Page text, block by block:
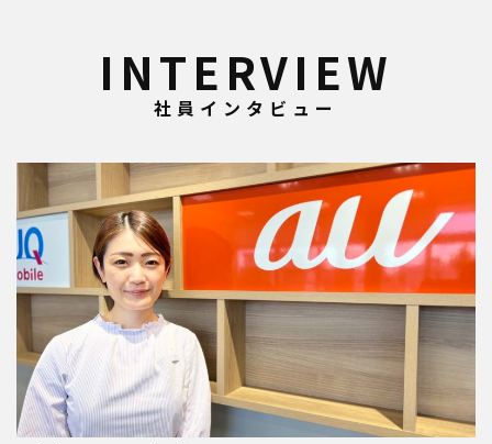
INTERVIEW
社員インタビュー